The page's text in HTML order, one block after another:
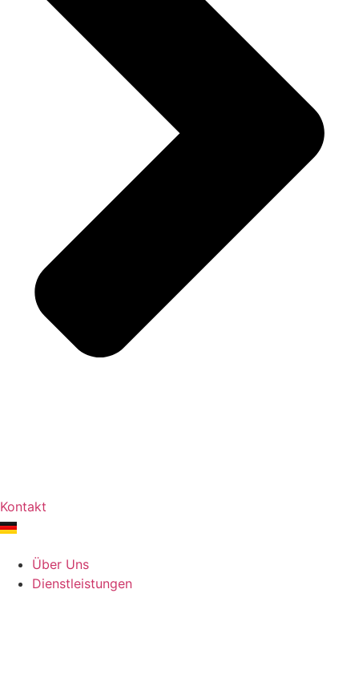
Kontakt
Über Uns
Dienstleistungen